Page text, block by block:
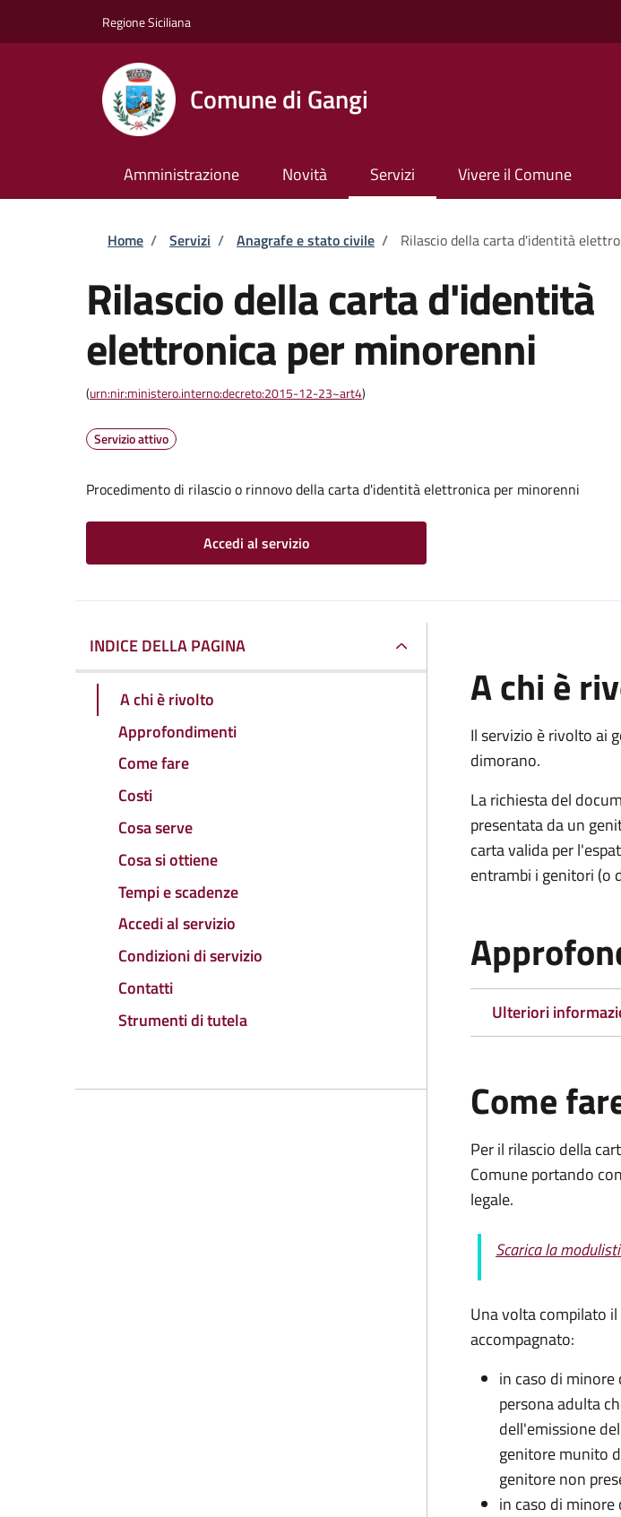
Regione Siciliana
Comune di Gangi
Amministrazione Novità Servizi Vivere il Comune
Briciole di pane
Home / Servizi / Anagrafe e stato civile / Rilascio della carta d'identità
Rilascio della carta d'identità
elettronica per minorenni
(urn:nir:ministero.interno:decreto:2015-12-23~art4)
Servizio attivo
Procedimento di rilascio o rinnovo della carta d'identità elettronica per minorenni
Accedi al servizio
INDICE DELLA PAGINA
A chi è rivolto
Approfondimenti
Come fare
Costi
Cosa serve
Cosa si ottiene
Tempi e scadenze
Accedi al servizio
Condizioni di servizio
Contatti
Strumenti di tutela
A chi è
Il servizio è rivolto ai
dimorano.
La richiesta del
presentata da un
carta valida per
entrambi i genitori (o
Ulteriori
Come
Per il rilascio della
Comune portando
legale.
Scarica la
Una volta compilato
accompagnato:
in caso di
persona adulta
dell'emissione
genitore munito
genitore non
in caso di